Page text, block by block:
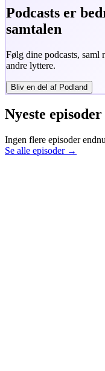
Podcasts er
samtalen
Følg dine podcasts, saml
andre lyttere.
Bliv en del af Podland
Nyeste
Ingen flere episoder
Se alle episoder →